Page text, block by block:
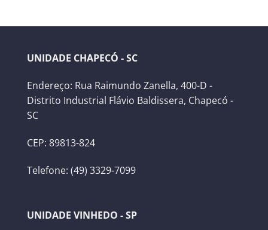
UNIDADE CHAPECÓ - SC
Endereço: Rua Raimundo Zanella, 400-D -
Distrito Industrial Flávio Baldissera, Chapecó -
SC
CEP: 89813-824
Telefone: (49) 3329-7099
UNIDADE VINHEDO - SP